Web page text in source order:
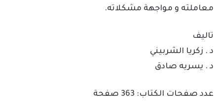
معاملته و مواجهة مشكلاته.
تاليف
د . زكريا الشربيني
د . يسريه صادق
عدد صفحات الكتاب: 363 صفحة